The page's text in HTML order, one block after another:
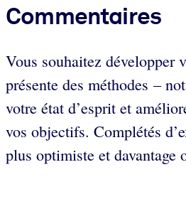
Commentaires
Vous souhaitez développer
présente des méthodes –
votre état d’esprit et
vos objectifs. Complétés
plus optimiste et davantage